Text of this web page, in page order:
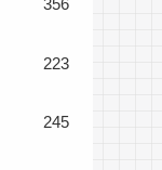
223
245